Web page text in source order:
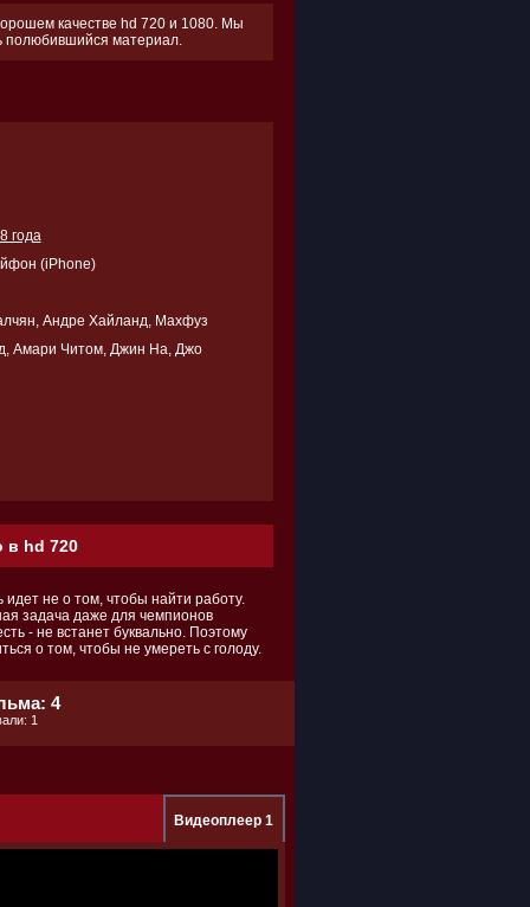
качестве hd 720 и 1080. Мы
полюбившийся материал.
года
(iPhone)
Андре Хайланд, Махфуз
Амари Читом, Джин На, Джо
в hd 720
не о том, чтобы найти работу.
задача даже для чемпионов
- не встанет буквально. Поэтому
о том, чтобы не умереть с голоду.
4
1
Видеоплеер 1